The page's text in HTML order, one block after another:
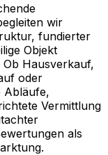
wir
fundierter
Objekt
Ob Hausverkauf,
oder
Abläufe,
Vermittlung
als